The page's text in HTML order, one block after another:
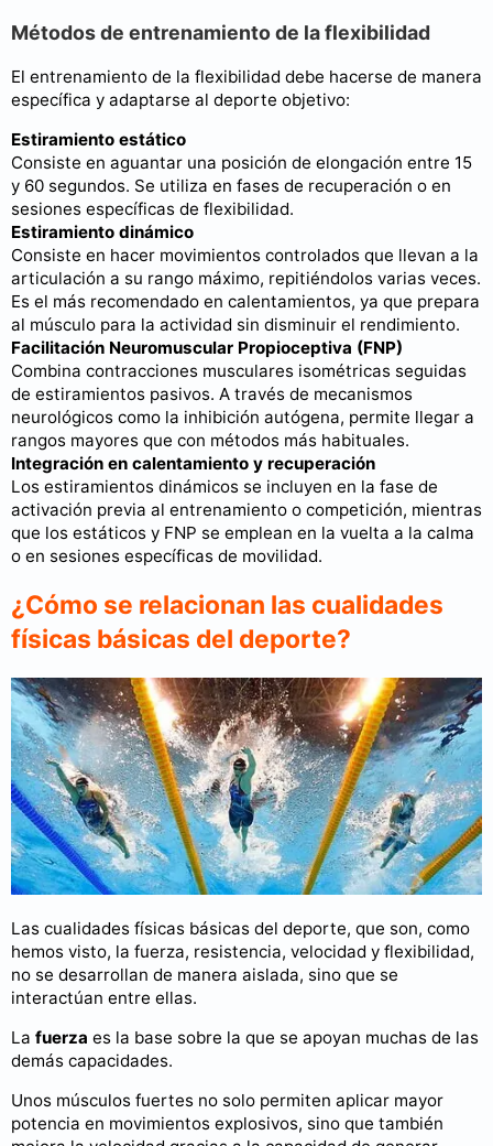
Métodos de entrenamiento de la flexibilidad
El entrenamiento de la flexibilidad debe hacerse de manera
específica y adaptarse al deporte objetivo:
Estiramiento estático
Consiste en aguantar una posición de elongación entre 15
y 60 segundos. Se utiliza en fases de recuperación o en
sesiones específicas de flexibilidad.
Estiramiento dinámico
Consiste en hacer movimientos controlados que llevan a la
articulación a su rango máximo, repitiéndolos varias veces.
Es el más recomendado en calentamientos, ya que prepara
al músculo para la actividad sin disminuir el rendimiento.
Facilitación Neuromuscular Propioceptiva (FNP)
Combina contracciones musculares isométricas seguidas
de estiramientos pasivos. A través de mecanismos
neurológicos como la inhibición autógena, permite llegar a
rangos mayores que con métodos más habituales.
Integración en calentamiento y recuperación
Los estiramientos dinámicos se incluyen en la fase de
activación previa al entrenamiento o competición, mientras
que los estáticos y FNP se emplean en la vuelta a la calma
o en sesiones específicas de movilidad.
¿Cómo se relacionan las cualidades
físicas básicas del deporte?
Las cualidades físicas básicas del deporte, que son, como
hemos visto, la fuerza, resistencia, velocidad y flexibilidad,
no se desarrollan de manera aislada, sino que se
interactúan entre ellas.
La fuerza es la base sobre la que se apoyan muchas de las
demás capacidades.
Unos músculos fuertes no solo permiten aplicar mayor
potencia en movimientos explosivos, sino que también